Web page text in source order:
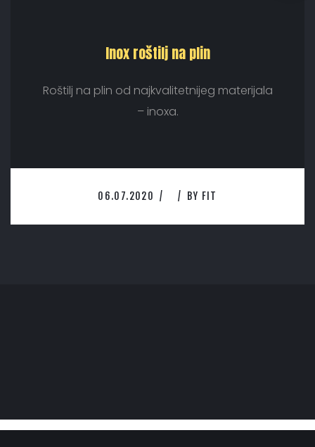
Inox roštilj na plin
Roštilj na plin od najkvalitetnijeg materijala
– inoxa.
06.07.2020 BY FIT